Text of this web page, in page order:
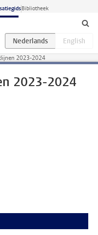
Bibliotheek
2023-2024
2023-2024